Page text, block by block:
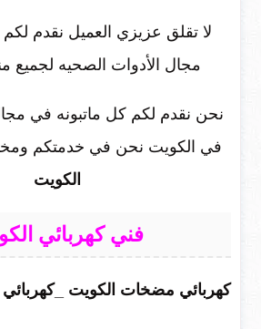
لا تقلق عزيزي العميل نقدم
مجال الأدوات الصحيه لجميع
نحن نقدم لكم كل ماتبونه في
في الكويت نحن في خدمتكم
الكويت
فني كهربائي
كهربائي مضخات الكويت